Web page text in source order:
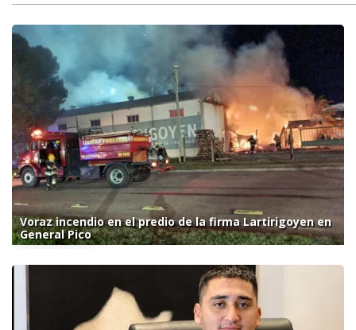
Voraz incendio en el predio de la firma Lartirigoyen en
General Pico